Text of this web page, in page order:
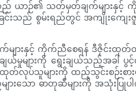
သည် ယာဉ်၏ သတ်မှတ်ချက်များနှ
င်းသည် စွမ်းရည်တွင် အကျိုးကျေးဇူ
များနှင့် ကိုက်ညီစေရန် ဒီဇိုင်းထုတ်
မှုများကို ရွေးချယ်သည့်အခါ ပွင့်
တ်လုပ်သူများကို ထည့်သွင်းစဉ်းစားပ
းသော ဓာတုဆီများကို အသုံးပ